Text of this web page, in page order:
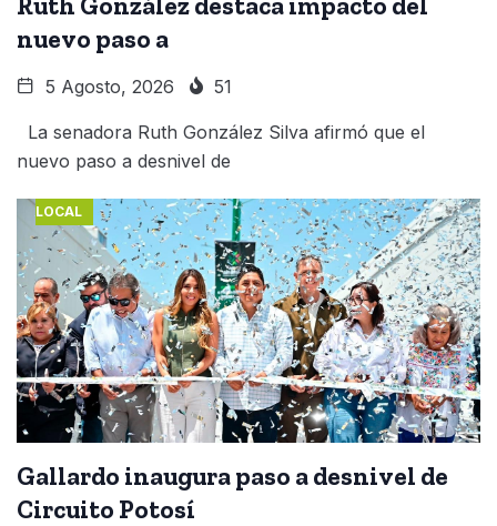
nuevo paso a
5 Agosto, 2026 51
La senadora Ruth González Silva afirmó que el
nuevo paso a desnivel de
LOCAL
Gallardo inaugura paso a desnivel de
Circuito Potosí